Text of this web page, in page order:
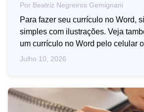
Por Beatriz Negreiros Gemignani
Para fazer seu currículo no Word,
simples com ilustrações. Veja
um currículo no Word pelo celular
Julho 10, 2026